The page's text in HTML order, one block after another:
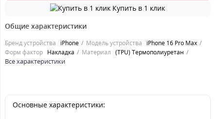
Купить в 1 клик
Общие характеристики
Бренд устройства iPhone Модель устройства
iPhone 16 Pro Max
Форм фактор Накладка Материал (TPU) Термополиуретан
Все характеристики
Основные характеристики: